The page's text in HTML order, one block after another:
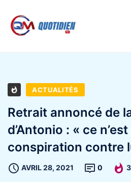
ACTUALITÉS
Retrait annoncé de
d’Antonio : « ce
conspiration contre
AVRIL 28, 2021 0